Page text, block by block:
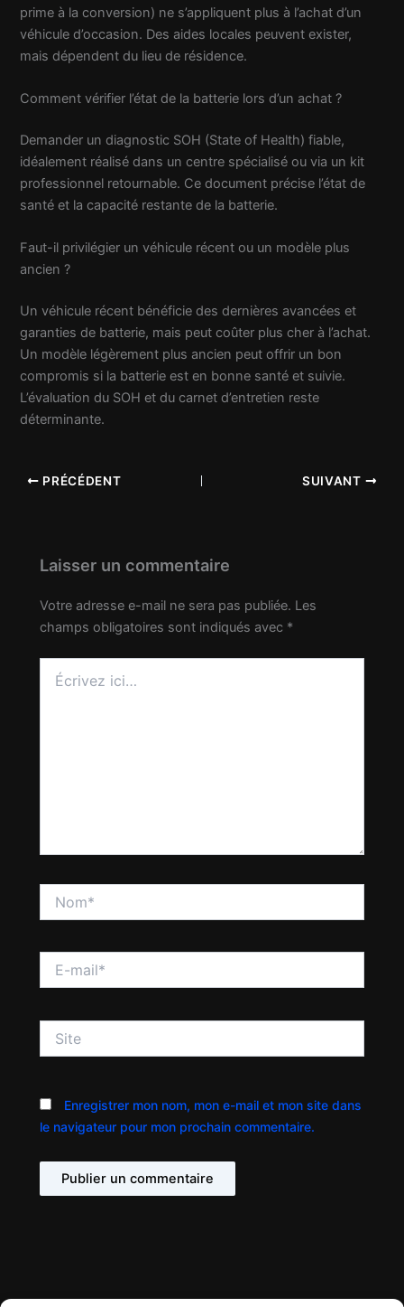
prime à la conversion) ne s’appliquent plus à l’achat d’un
véhicule d’occasion. Des aides locales peuvent exister,
mais dépendent du lieu de résidence.
Comment vérifier l’état de la batterie lors d’un achat ?
Demander un diagnostic SOH (State of Health) fiable,
idéalement réalisé dans un centre spécialisé ou via un kit
professionnel retournable. Ce document précise l’état de
santé et la capacité restante de la batterie.
Faut-il privilégier un véhicule récent ou un modèle plus
ancien ?
Un véhicule récent bénéficie des dernières avancées et
garanties de batterie, mais peut coûter plus cher à l’achat.
Un modèle légèrement plus ancien peut offrir un bon
compromis si la batterie est en bonne santé et suivie.
L’évaluation du SOH et du carnet d’entretien reste
déterminante.
PRÉCÉDENT SUIVANT
Laisser un commentaire
Votre adresse e-mail ne sera pas publiée. Les
champs obligatoires sont indiqués avec *
ici…
mail*
Enregistrer mon nom, mon e-mail et mon site dans
le navigateur pour mon prochain commentaire.